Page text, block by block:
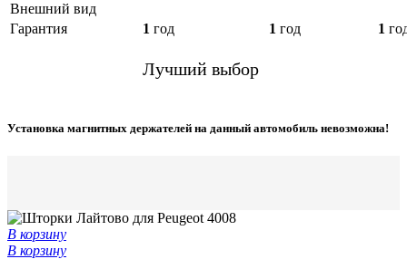
Внешний вид
Гарантия
1 год 1 год 1
Лучший выбор
Установка магнитных держателей на данный автомобиль невозможна!
В корзину
В корзину